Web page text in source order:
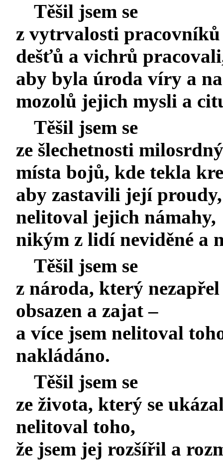
Těšil jsem se
z vytrvalosti
dešťů a vichrů
aby byla úroda víry a
mozolů jejich mysli a
Těšil jsem se
ze šlechetnosti
místa bojů, kde tekla
aby zastavili její
nelitoval jejich námahy,
nikým z lidí neviděné a
Těšil jsem se
z národa, který
obsazen a zajat –
a více jsem nelitoval
nakládáno.
Těšil jsem se
ze života, který se
nelitoval toho,
že jsem jej rozšířil a